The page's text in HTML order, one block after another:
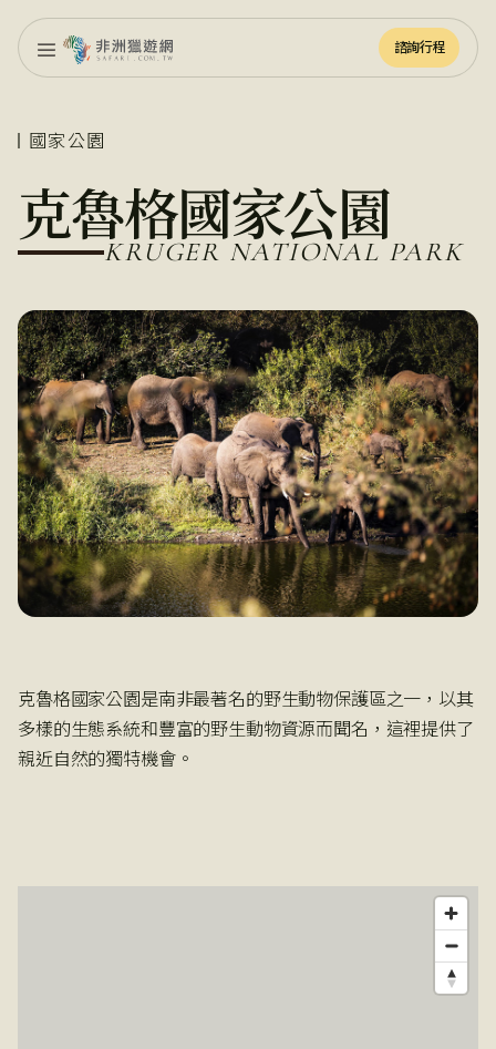
諮詢行程
諮詢行程
國家公園
克魯格國家公園
KRUGER NATIONAL PARK
克魯格國家公園是南非最著名的野生動物保護區之一，以其
多樣的生態系統和豐富的野生動物資源而聞名，這裡提供了
親近自然的獨特機會。